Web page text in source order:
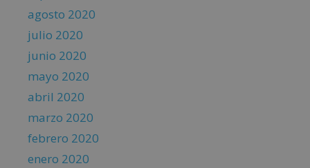
agosto 2020
julio 2020
junio 2020
mayo 2020
abril 2020
marzo 2020
febrero 2020
enero 2020